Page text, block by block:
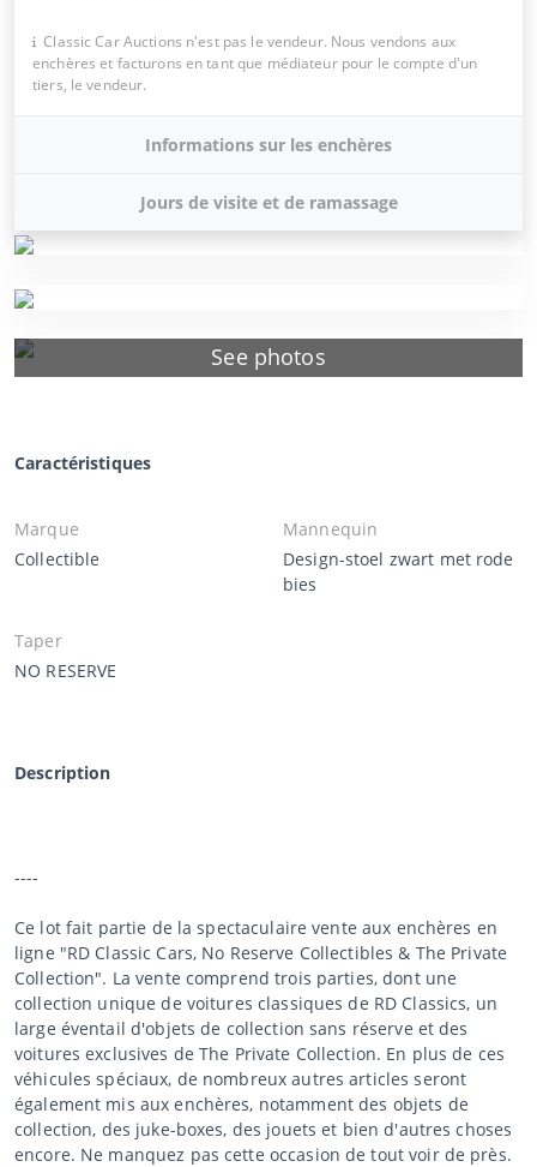
See photos
Classic Car Auctions n'est pas le vendeur. Nous vendons aux
enchères et facturons en tant que médiateur pour le compte d'un
tiers, le vendeur.
Informations sur les enchères
Jours de visite et de ramassage
Caractéristiques
Marque
Collectible
Mannequin
Design-stoel zwart met rode
bies
Taper
NO RESERVE
Description
----
Ce lot fait partie de la spectaculaire vente aux enchères en
ligne "RD Classic Cars, No Reserve Collectibles & The Private
Collection". La vente comprend trois parties, dont une
collection unique de voitures classiques de RD Classics, un
large éventail d'objets de collection sans réserve et des
voitures exclusives de The Private Collection. En plus de ces
véhicules spéciaux, de nombreux autres articles seront
également mis aux enchères, notamment des objets de
collection, des juke-boxes, des jouets et bien d'autres choses
encore. Ne manquez pas cette occasion de tout voir de près.